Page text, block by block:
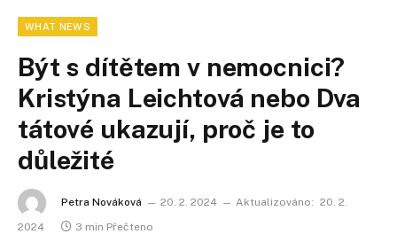
WHAT NEWS
Být s dítětem v nemocnici?
Kristýna Leichtová nebo Dva
tátové ukazují, proč je to
důležité
Petra Nováková 20. 2. 2024 Aktualizováno: 20. 2.
2024
3 min Přečteno